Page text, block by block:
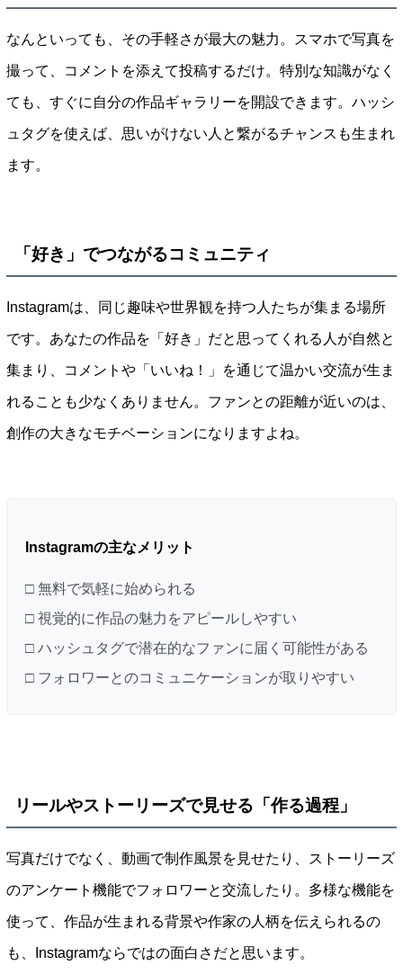
なんといっても、その手軽さが最大の魅力。スマホで写真を
撮って、コメントを添えて投稿するだけ。特別な知識がなく
ても、すぐに自分の作品ギャラリーを開設できます。ハッシ
ュタグを使えば、思いがけない人と繋がるチャンスも生まれ
ます。
「好き」でつながるコミュニティ
Instagramは、同じ趣味や世界観を持つ人たちが集まる場所
です。あなたの作品を「好き」だと思ってくれる人が自然と
集まり、コメントや「いいね！」を通じて温かい交流が生ま
れることも少なくありません。ファンとの距離が近いのは、
創作の大きなモチベーションになりますよね。
Instagramの主なメリット
□ 無料で気軽に始められる
□ 視覚的に作品の魅力をアピールしやすい
□ ハッシュタグで潜在的なファンに届く可能性がある
□ フォロワーとのコミュニケーションが取りやすい
リールやストーリーズで見せる「作る過程」
写真だけでなく、動画で制作風景を見せたり、ストーリーズ
のアンケート機能でフォロワーと交流したり。多様な機能を
使って、作品が生まれる背景や作家の人柄を伝えられるの
も、Instagramならではの面白さだと思います。